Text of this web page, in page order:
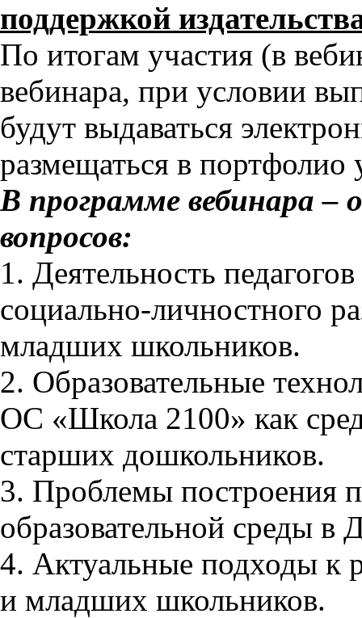
поддержкой
По итогам участия (в
вебинара, при условии
будут выдаваться
размещаться в портфолио
В программе вебинара –
вопросов:
1. Деятельность
социально-личностного
младших школьников.
2. Образовательные
ОС «Школа 2100» как
старших дошкольников.
3. Проблемы построения
образовательной среды
4. Актуальные подходы к
и младших школьников.